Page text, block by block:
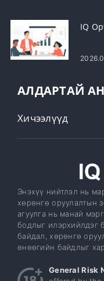
IQ
АЛДАРТАЙ
Хичээлүүд
Энэхүү нийтлэл нь
хөрөнгө оруулалтын
агуулга нь манай
бодлыг илэрхийлдэг
байдал, хөрөнгө
өнөөгийн байдлыг
General Risk